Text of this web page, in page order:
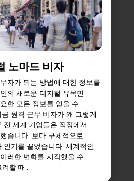
노마드 비자
자가 되는 방법에 대한 정보를
의 새로운 디지털 유목민
한 모든 정보를 얻을 수
원격 근무 비자가 왜 그렇게
전 세계 기업들은 직장에서
습니다. 보다 구체적으로
인기를 끌었습니다. 세계적인
러한 변화를 시작했을 수
할 때...